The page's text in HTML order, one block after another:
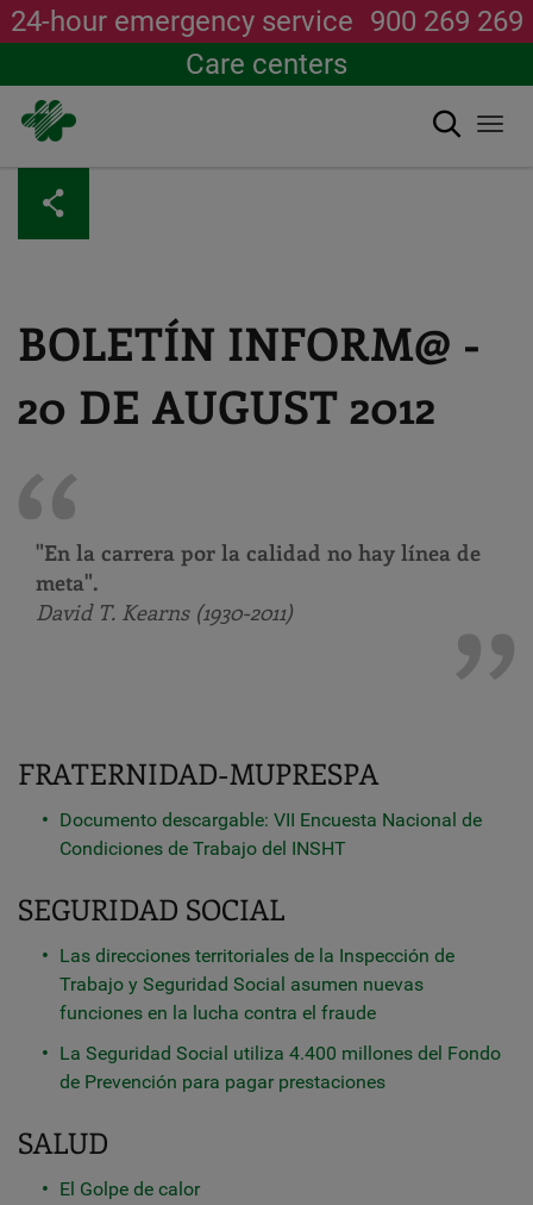
content
24-hour emergency service 900 269 269
Care centers
Search
BOLETÍN INFORM@ -
20 DE AUGUST 2012
"En la carrera por la calidad no hay línea de
meta".
David T. Kearns (1930-2011)
FRATERNIDAD-MUPRESPA
Documento descargable: VII Encuesta Nacional de
Condiciones de Trabajo del INSHT
SEGURIDAD SOCIAL
Las direcciones territoriales de la Inspección de
Trabajo y Seguridad Social asumen nuevas
funciones en la lucha contra el fraude
La Seguridad Social utiliza 4.400 millones del Fondo
de Prevención para pagar prestaciones
SALUD
El Golpe de calor